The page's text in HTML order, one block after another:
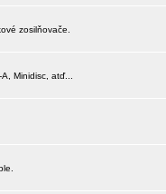
zosilňovače.
Minidisc, atď...